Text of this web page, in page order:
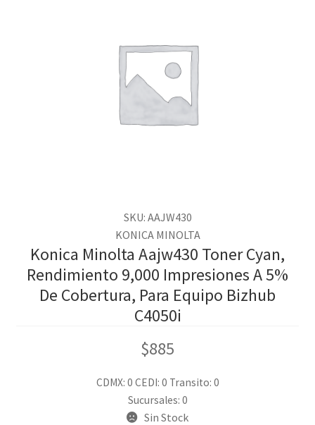
SKU: AAJW430
KONICA MINOLTA
Konica Minolta Aajw430 Toner Cyan,
Rendimiento 9,000 Impresiones A 5%
De Cobertura, Para Equipo Bizhub
C4050i
$885
CDMX: 0 CEDI: 0 Transito: 0
Sucursales: 0
Sin Stock